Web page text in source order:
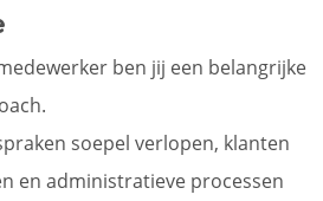
ben jij een belangrijke
soepel verlopen, klanten
en administratieve processen